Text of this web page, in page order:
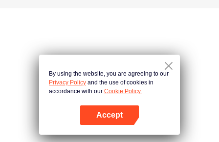
By using the website, you are agreeing to our
Privacy Policy and the use of cookies in
accordance with our Cookie Policy.
Accept